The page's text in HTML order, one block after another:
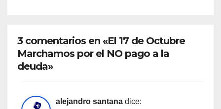
3 comentarios en «El 17 de Octubre
Marchamos por el NO pago a la
deuda»
alejandro santana dice: